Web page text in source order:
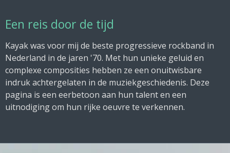
Een reis door de tijd
Kayak was voor mij de beste progressieve rockband in
Nederland in de jaren '70. Met hun unieke geluid en
complexe composities hebben ze een onuitwisbare
indruk achtergelaten in de muziekgeschiedenis. Deze
pagina is een eerbetoon aan hun talent en een
uitnodiging om hun rijke oeuvre te verkennen.